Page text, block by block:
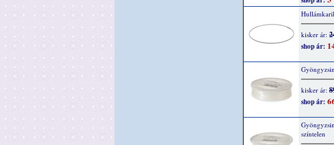
kisker ár:
shop ár:
kisker ár:
shop ár:
színtelen